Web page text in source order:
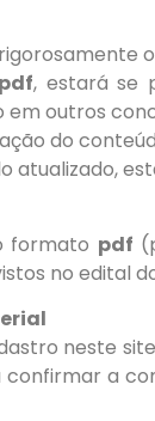
pdf, estará se
outros
do
atualizado,
formato pdf
no edital
neste
a